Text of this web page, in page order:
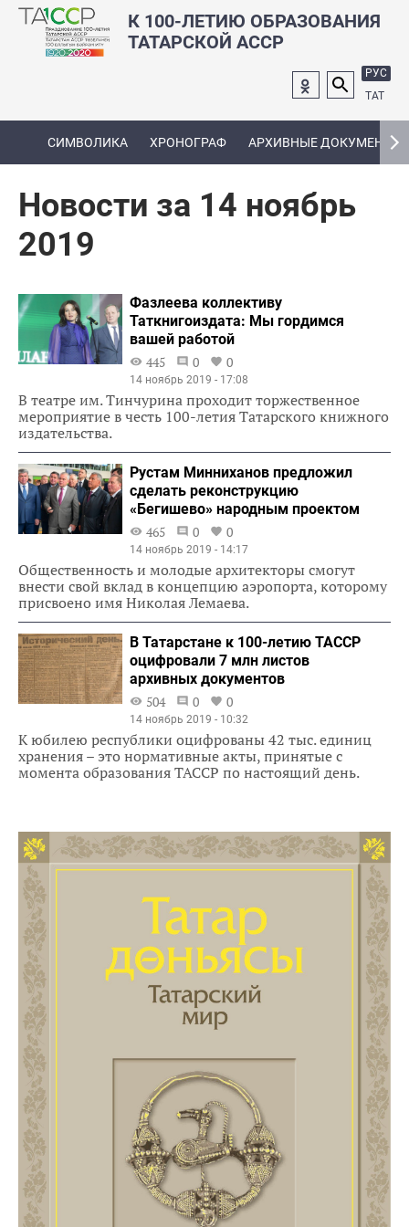
К 100-ЛЕТИЮ ОБРАЗОВАНИЯ
ТАТАРСКОЙ АССР
РУС
ТАТ
СИМВОЛИКА ХРОНОГРАФ АРХИВНЫЕ ДОКУМЕНТЫ
Новости за 14 ноябрь
2019
Фазлеева коллективу
Таткнигоиздата: Мы гордимся
вашей работой
445
0 0
14 ноябрь 2019 - 17:08
В театре им. Тинчурина проходит торжественное
мероприятие в честь 100-летия Татарского книжного
издательства.
Рустам Минниханов предложил
сделать реконструкцию
«Бегишево» народным проектом
465
0 0
14 ноябрь 2019 - 14:17
Общественность и молодые архитекторы смогут
внести свой вклад в концепцию аэропорта, которому
присвоено имя Николая Лемаева.
В Татарстане к 100-летию ТАССР
оцифровали 7 млн листов
архивных документов
504
0 0
14 ноябрь 2019 - 10:32
К юбилею республики оцифрованы 42 тыс. единиц
хранения – это нормативные акты, принятые с
момента образования ТАССР по настоящий день.